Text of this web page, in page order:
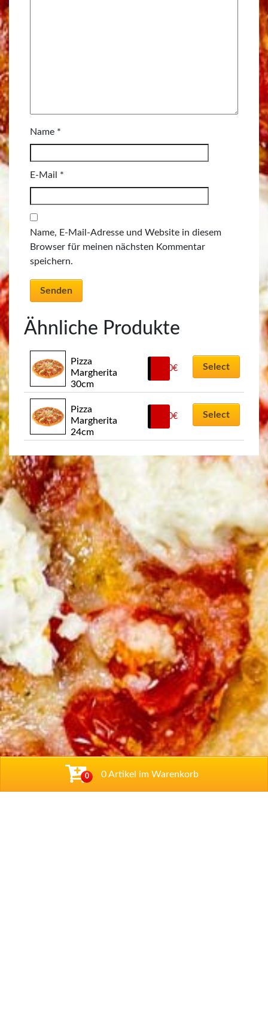
0 0 Artikel im Warenkorb
Name *
E-Mail *
Name, E-Mail-Adresse und Website in diesem
Browser für meinen nächsten Kommentar
speichern.
Ähnliche Produkte
Pizza
Margherita
30cm
9,00€ Select
Pizza
Margherita
24cm
5,50€ Select